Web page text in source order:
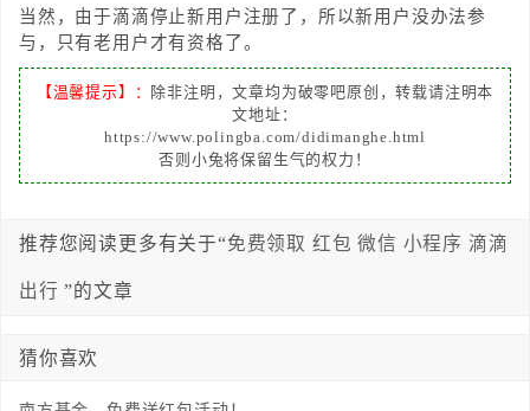
当然，由于滴滴停止新用户注册了，所以新用户没办法参
与，只有老用户才有资格了。
【温馨提示】：
除非注明，文章均为破零吧原创，转载请注明本
文地址：
https://www.polingba.com/didimanghe.html
否则小兔将保留生气的权力！
推荐您阅读更多有关于“免费领取 红包 微信 小程序 滴滴
出行 ”的文章
猜你喜欢